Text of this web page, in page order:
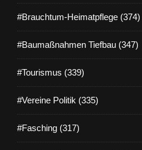
#Brauchtum-Heimatpflege (374)
#Baumaßnahmen Tiefbau (347)
#Tourismus (339)
#Vereine Politik (335)
#Fasching (317)